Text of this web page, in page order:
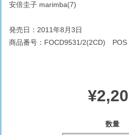
安倍圭子 marimba(7)
発売日：2011年8月3日
商品番号：FOCD9531/2(2CD) POS
数量